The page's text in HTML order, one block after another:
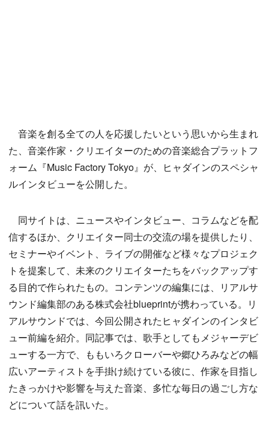
音楽を創る全ての人を応援したいという思いから生まれ
た、音楽作家・クリエイターのための音楽総合プラットフ
ォーム『Music Factory Tokyo』が、ヒャダインのスペシャ
ルインタビューを公開した。
同サイトは、ニュースやインタビュー、コラムなどを配
信するほか、クリエイター同士の交流の場を提供したり、
セミナーやイベント、ライブの開催など様々なプロジェク
トを提案して、未来のクリエイターたちをバックアップす
る目的で作られたもの。コンテンツの編集には、リアルサ
ウンド編集部のある株式会社blueprintが携わっている。リ
アルサウンドでは、今回公開されたヒャダインのインタビ
ュー前編を紹介。同記事では、歌手としてもメジャーデビ
ューする一方で、ももいろクローバーや郷ひろみなどの幅
広いアーティストを手掛け続けている彼に、作家を目指し
たきっかけや影響を与えた音楽、多忙な毎日の過ごし方な
どについて話を訊いた。